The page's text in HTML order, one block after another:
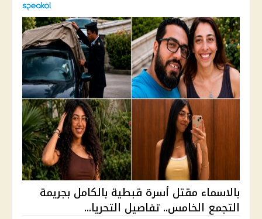
بالاسماء مقتل أسرة قبطية بالكامل بجريمة
التجمع الخامس.. تفاصيل التحريا...